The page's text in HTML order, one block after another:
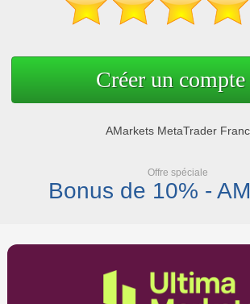
Créer un compte
AMarkets MetaTrader
Offre spéciale
Bonus de 10% -